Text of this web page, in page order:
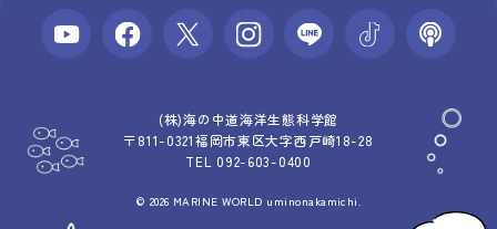
(株)海の中道海洋生態科学館
〒811-0321福岡市東区大字西戸崎18-28
TEL 092-603-0400
© 2026 MARINE WORLD uminonakamichi.